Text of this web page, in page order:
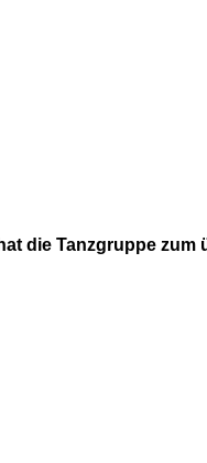
die Tanzgruppe